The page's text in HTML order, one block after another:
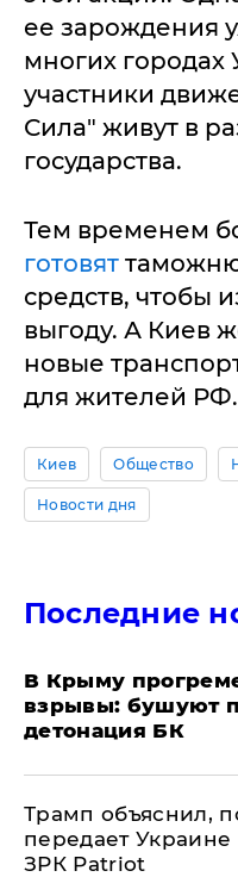
ее зарождения
многих городах
участники
Сила" живут в
государства.
Тем временем
готовят
средств, чтобы
выгоду. А Киев
новые
для жителей РФ.
Киев Общество
Новости дня
Последние
В Крыму
взрывы: бушуют
детонация БК
Трамп объяснил,
передает
ЗРК Patriot